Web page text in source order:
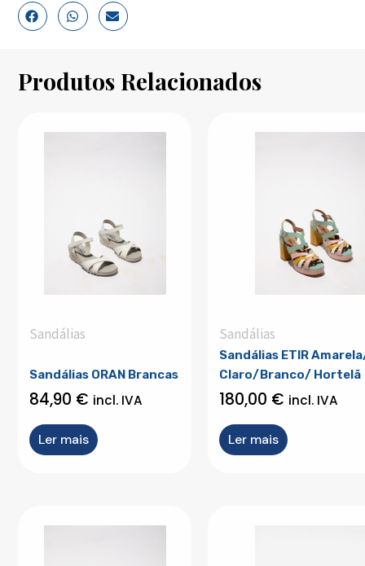
Produtos Relacionados
Sandálias
Sandálias ORAN Brancas
84,90 € incl. IVA
Ler mais
Sandálias
Sandálias ETIR
Claro/Branco/ Hortelã
180,00 € incl. IVA
Ler mais